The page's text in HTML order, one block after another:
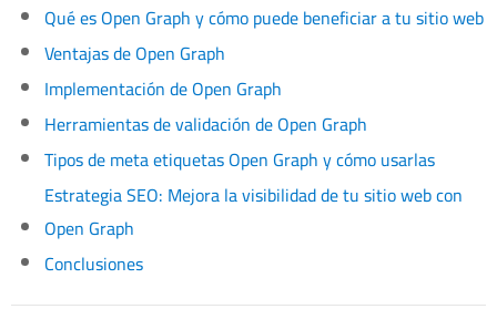
Qué es Open Graph y cómo puede beneficiar a tu sitio web
Ventajas de Open Graph
Implementación de Open Graph
Herramientas de validación de Open Graph
Tipos de meta etiquetas Open Graph y cómo usarlas
Estrategia SEO: Mejora la visibilidad de tu sitio web con
Open Graph
Conclusiones